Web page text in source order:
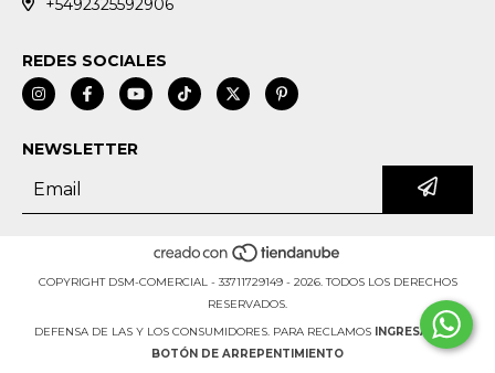
+5492325592906
REDES SOCIALES
NEWSLETTER
COPYRIGHT DSM-COMERCIAL - 33711729149 - 2026. TODOS LOS DERECHOS
RESERVADOS.
DEFENSA DE LAS Y LOS CONSUMIDORES. PARA RECLAMOS INGRESÁ ACÁ.
BOTÓN DE ARREPENTIMIENTO